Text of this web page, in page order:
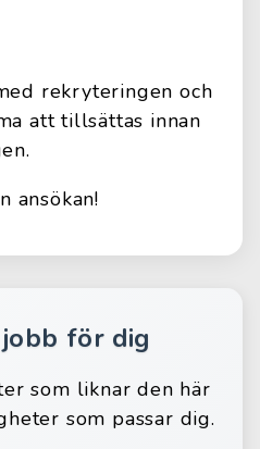
rekryteringen och
att tillsättas innan
ansökan!
för dig
som liknar den här
som passar dig.